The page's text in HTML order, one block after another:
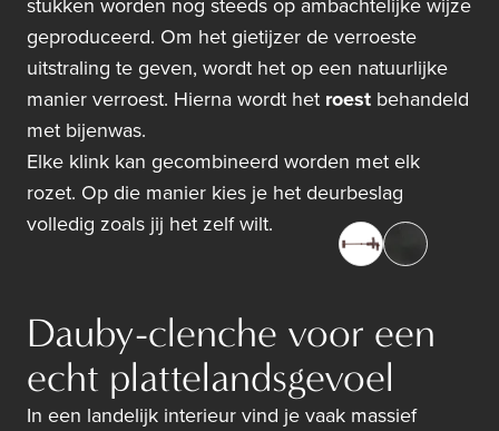
geproduceerd. Om het gietijzer de verroeste
uitstraling te geven, wordt het op een natuurlijke
manier verroest. Hierna wordt het roest behandeld
met bijenwas.
Elke klink kan gecombineerd worden met elk
rozet. Op die manier kies je het deurbeslag
volledig zoals jij het zelf wilt.
Dauby-clenche voor een
echt plattelandsgevoel
In een landelijk interieur vind je vaak massief